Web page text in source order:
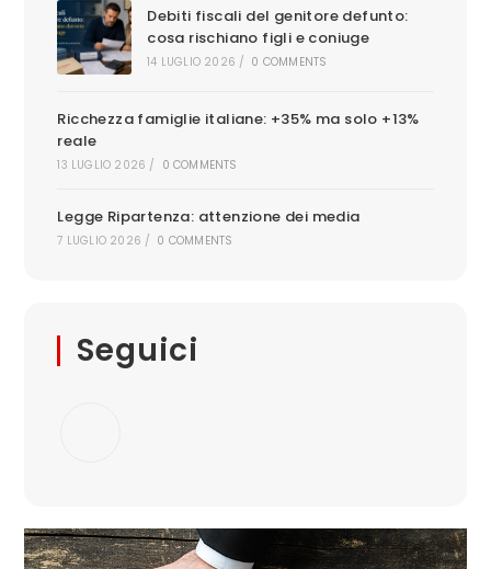
Debiti fiscali del genitore defunto:
cosa rischiano figli e coniuge
14 LUGLIO 2026 / 0 COMMENTS
Ricchezza famiglie italiane: +35% ma solo +13%
reale
13 LUGLIO 2026 / 0 COMMENTS
Legge Ripartenza: attenzione dei media
7 LUGLIO 2026 / 0 COMMENTS
Seguici
a
new